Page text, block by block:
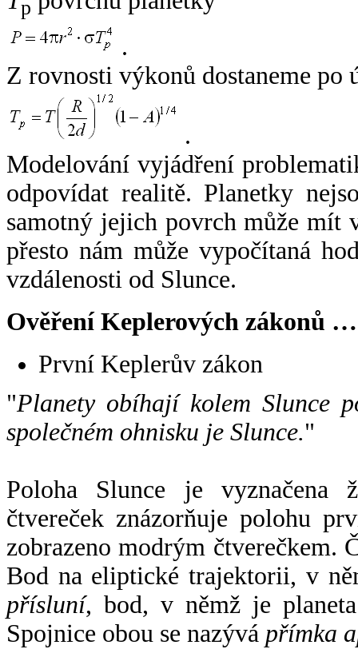
p
.
Z rovnosti výkonů dostaneme po
.
Modelování vyjádření
odpovídat realitě. Planetky
samotný jejich povrch může mít
přesto nám může vypočítaná
vzdálenosti od Slunce.
Ověření Keplerových zákonů …
První Keplerův zákon
"Planety obíhají kolem Slunce
společném ohnisku je Slunce."
Poloha Slunce je vyznačena
čtvereček znázorňuje polohu
zobrazeno modrým čtverečkem.
Bod na eliptické trajektorii, v
přísluní, bod, v němž je
Spojnice obou se nazývá přímka